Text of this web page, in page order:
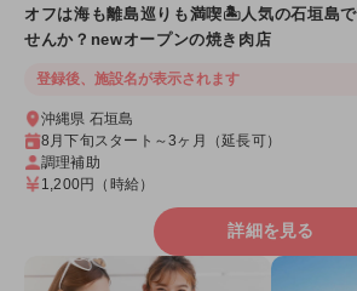
オフは海も離島巡りも満喫🏝️人気の石垣島
せんか？newオープンの焼き肉店
登録後、施設名が表示されます
沖縄県 石垣島
8月下旬スタート～3ヶ月（延長可）
調理補助
1,200円
（時給）
詳細を見る